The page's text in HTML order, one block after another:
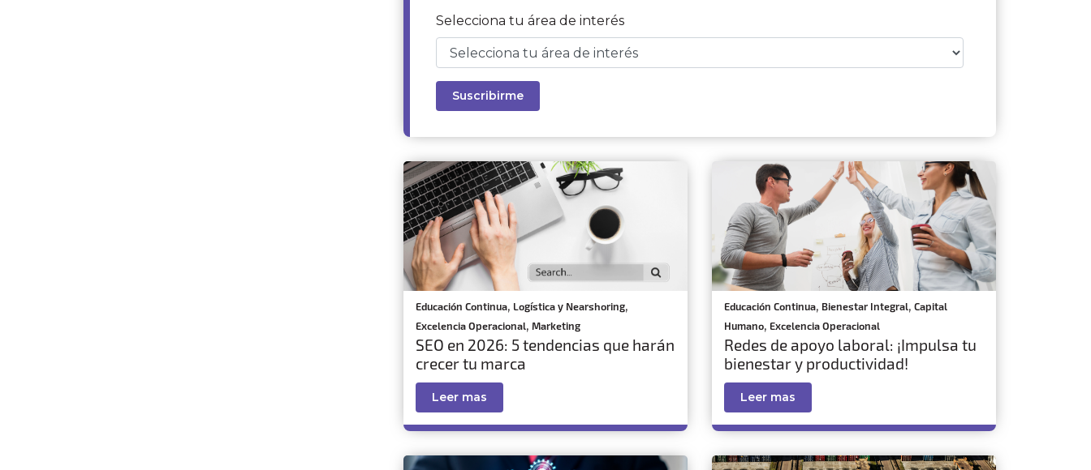
Selecciona tu área de interés
Educación Continua, Logística y Nearshoring,
Excelencia Operacional, Marketing
SEO en 2026: 5 tendencias que harán
crecer tu marca
Leer mas
Educación Continua, Bienestar Integral, Capital
Humano, Excelencia Operacional
Redes de apoyo laboral: ¡Impulsa tu
bienestar y productividad!
Leer mas